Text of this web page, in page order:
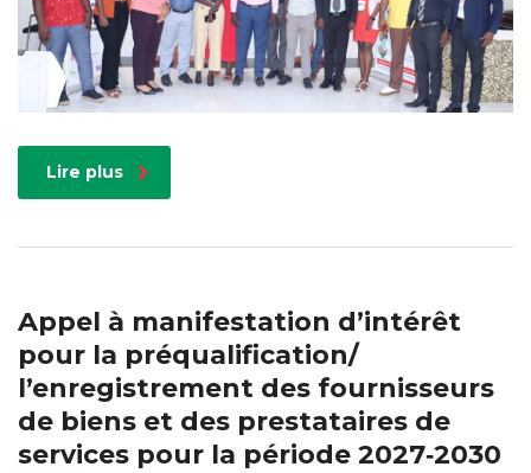
Lire plus
Appel à manifestation d’intérêt
pour la préqualification/
l’enregistrement des fournisseurs
de biens et des prestataires de
services pour la période 2027‑2030